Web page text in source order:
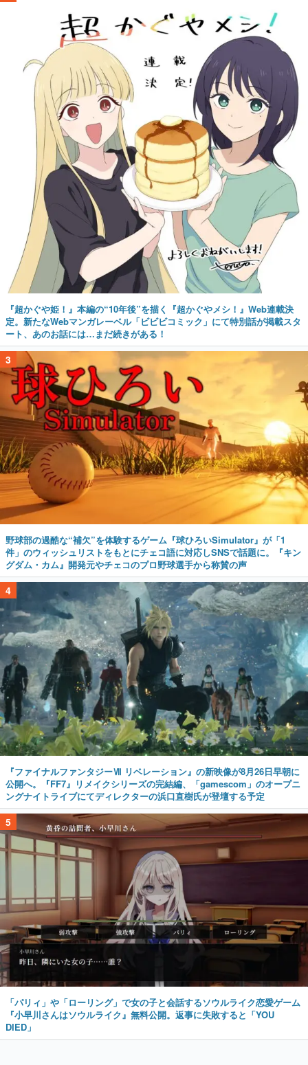
『超かぐや姫！』本編の“10年後”を描く『超かぐやメシ！』Web連載決
定。新たなWebマンガレーベル「ビビビコミック」にて特別話が掲載スタ
ート、あのお話には…まだ続きがある！
3
野球部の過酷な“補欠”を体験するゲーム『球ひろいSimulator』が「1
件」のウィッシュリストをもとにチェコ語に対応しSNSで話題に。『キン
グダム・カム』開発元やチェコのプロ野球選手から称賛の声
4
『ファイナルファンタジーⅦ リベレーション』の新映像が8月26日早朝に
公開へ。『FF7』リメイクシリーズの完結編、「gamescom」のオープニ
ングナイトライブにてディレクターの浜口直樹氏が登壇する予定
5
「パリィ」や「ローリング」で女の子と会話するソウルライク恋愛ゲーム
『小早川さんはソウルライク』無料公開。返事に失敗すると「YOU
DIED」